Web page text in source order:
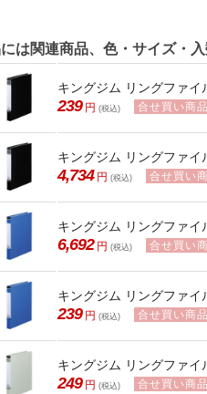
は関連商品、色・サイズ・
キングジム リングファ
239 円 (税込) 合せ買い商品
キングジム リングファ
4,734 円 (税込) 合せ買い
キングジム リングファ
6,692 円 (税込) 合せ買い
キングジム リングファ
239 円 (税込) 合せ買い商品
キングジム リングファ
249 円 (税込) 合せ買い商品